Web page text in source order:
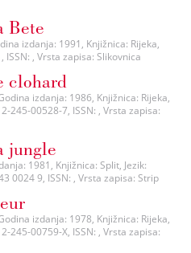
Bete
izdanja: 1991, Knjižnica: Rijeka,
ISSN: , Vrsta zapisa: Slikovnica
clohard
izdanja: 1986, Knjižnica: Rijeka,
245-00528-7, ISSN: , Vrsta zapisa:
jungle
1981, Knjižnica: Split, Jezik:
0024 9, ISSN: , Vrsta zapisa: Strip
izdanja: 1978, Knjižnica: Rijeka,
245-00759-X, ISSN: , Vrsta zapisa: